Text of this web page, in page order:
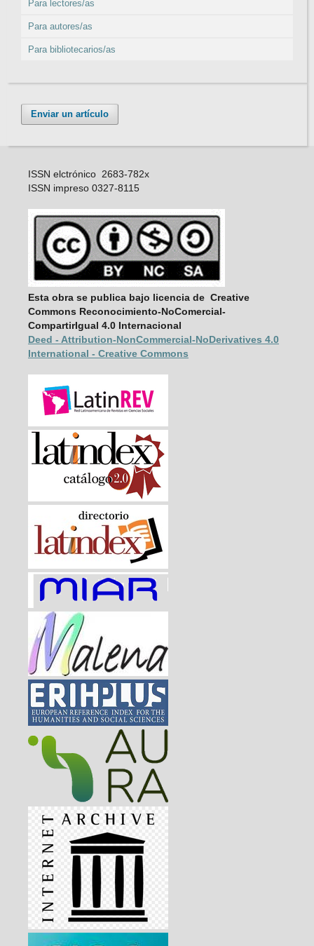
Para lectores/as
Para autores/as
Para bibliotecarios/as
Enviar un artículo
ISSN elctrónico 2683-782x
ISSN impreso 0327-8115
Esta obra se publica bajo licencia de Creative
Commons Reconocimiento-NoComercial-
CompartirIgual 4.0 Internacional
Deed - Attribution-NonCommercial-NoDerivatives 4.0
International - Creative Commons